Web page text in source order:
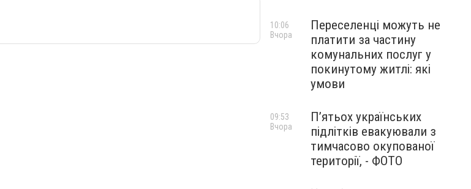
Переселенці можуть не
платити за частину
комунальних послуг у
покинутому житлі: які
умови
10:06
Вчора
П’ятьох українських
підлітків евакуювали з
тимчасово окупованої
території, - ФОТО
09:53
Вчора